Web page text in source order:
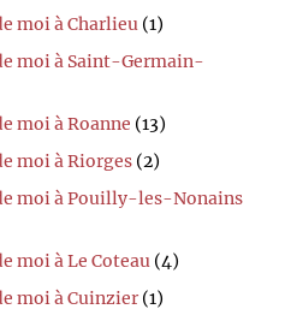
moi à Charlieu (1)
moi à Saint-Germain-
moi à Roanne (13)
moi à Riorges (2)
moi à Pouilly-les-Nonains
moi à Le Coteau (4)
moi à Cuinzier (1)